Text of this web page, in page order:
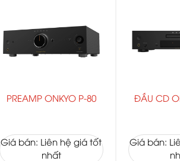
PREAMP ONKYO P-80
Giá bán: Liên hệ giá tốt
nhất
ĐẦU CD
Giá bán: